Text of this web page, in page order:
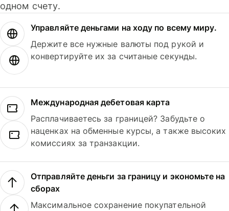
одном счету.
Управляйте деньгами на ходу по всему миру.
Держите все нужные валюты под рукой и
конвертируйте их за считаные секунды.
Международная дебетовая карта
Расплачиваетесь за границей? Забудьте о
наценках на обменные курсы, а также высоких
комиссиях за транзакции.
Отправляйте деньги за границу и экономьте на
сборах
Максимальное сохранение покупательной